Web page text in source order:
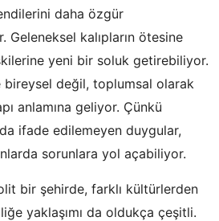
daha özgür
Geleneksel kalıpların ötesine
yeni bir soluk getirebiliyor.
bireysel değil, toplumsal olarak
anlamına geliyor. Çünkü
da ifade edilemeyen duygular,
sorunlara yol açabiliyor.
bir şehirde, farklı kültürlerden
yaklaşımı da oldukça çeşitli.